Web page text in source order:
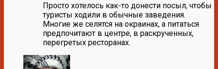
Просто хотелось как-то донести посыл, чтобы
туристы ходили в обычные заведения.
Многие же селятся на окраинах, а питаться
предпочитают в центре, в раскрученных,
перегретых ресторанах.